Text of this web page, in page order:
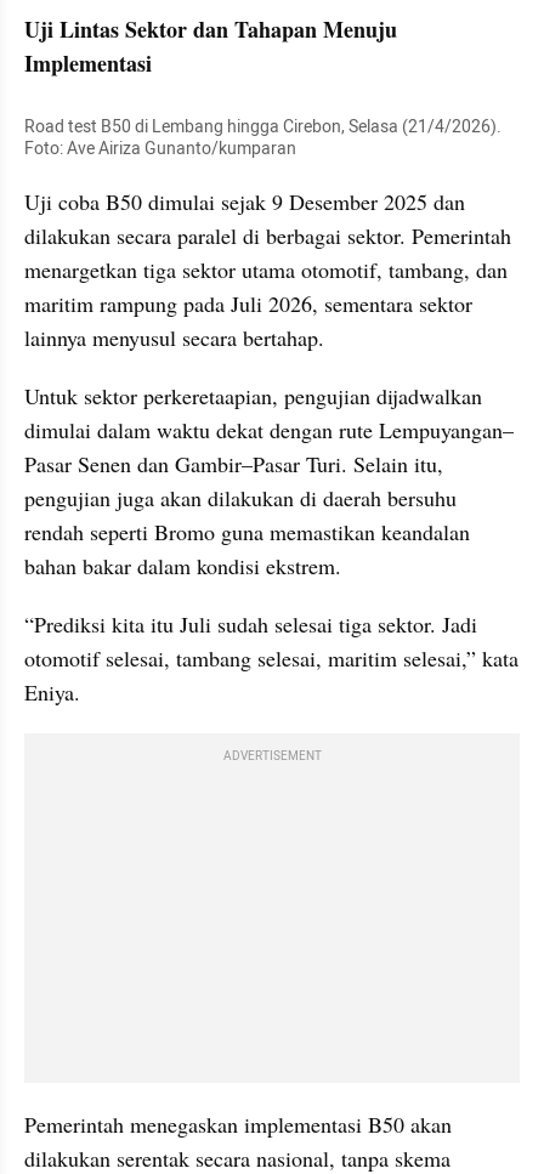
Uji Lintas Sektor dan Tahapan Menuju
Implementasi
Road test B50 di Lembang hingga Cirebon, Selasa (21/4/2026).
Foto: Ave Airiza Gunanto/kumparan
Uji coba B50 dimulai sejak 9 Desember 2025 dan
dilakukan secara paralel di berbagai sektor. Pemerintah
menargetkan tiga sektor utama otomotif, tambang, dan
maritim rampung pada Juli 2026, sementara sektor
lainnya menyusul secara bertahap.
Untuk sektor perkeretaapian, pengujian dijadwalkan
dimulai dalam waktu dekat dengan rute Lempuyangan–
Pasar Senen dan Gambir–Pasar Turi. Selain itu,
pengujian juga akan dilakukan di daerah bersuhu
rendah seperti Bromo guna memastikan keandalan
bahan bakar dalam kondisi ekstrem.
“Prediksi kita itu Juli sudah selesai tiga sektor. Jadi
otomotif selesai, tambang selesai, maritim selesai,” kata
Eniya.
ADVERTISEMENT
Pemerintah menegaskan implementasi B50 akan
dilakukan serentak secara nasional, tanpa skema